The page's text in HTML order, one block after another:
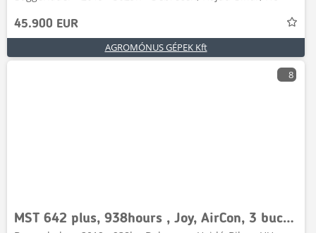
45.900 EUR
AGROMÓNUS GÉPEK Kft
8
MST 642 plus, 938hours , Joy, AirCon, 3 buckets